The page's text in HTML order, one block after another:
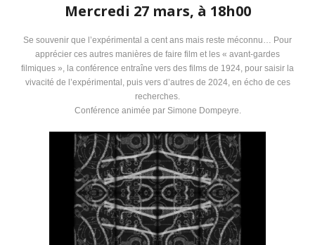
Mercredi 27 mars, à 18h00
Se souvenir que l’expérimental a cent ans mais reste méconnu… Pour
apprécier ces autres manières de faire film et les « avant-gardes
filmiques », la conférence entraîne vers des films de 1924, pour saisir la
vivacité de l’expérimental, puis vers d’autres de 2024, en écho de ces
recherches.
Conférence animée par Simone Dompeyre.